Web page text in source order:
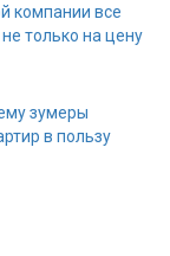
компании все
только на цену
зумеры
в пользу